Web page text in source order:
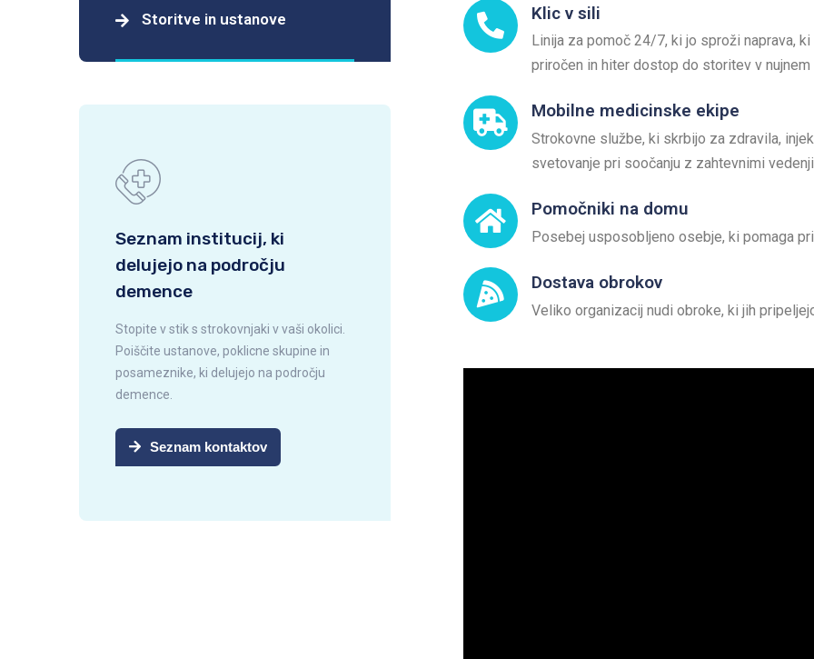
Klic v sili
Linija za pomoč 24/7, ki jo sproži naprava,
priročen in hiter dostop do storitev v nujnem
Mobilne medicinske ekipe
Strokovne službe, ki skrbijo za zdravila,
svetovanje pri soočanju z zahtevnimi
Pomočniki na domu
Posebej usposobljeno osebje, ki pomaga
Dostava obrokov
Veliko organizacij nudi obroke, ki jih
Storitve in ustanove
Seznam institucij, ki
delujejo na področju
demence
Stopite v stik s strokovnjaki v vaši okolici.
Poiščite ustanove, poklicne skupine in
posameznike, ki delujejo na področju
demence.
Seznam kontaktov